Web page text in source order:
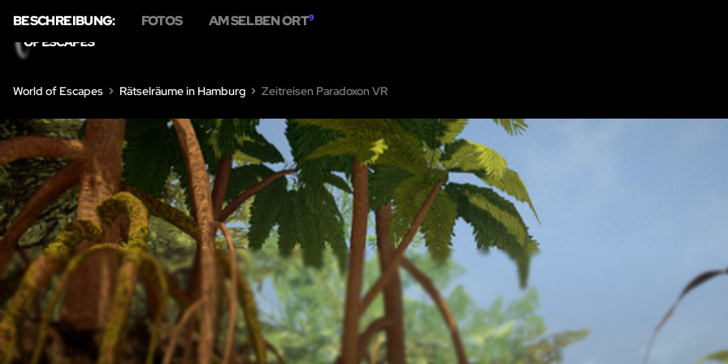
World of Escapes Rätselräume in Hamburg Zeitreisen Paradoxon VR
BESCHREIBUNG: FOTOS AM SELBEN ORT9